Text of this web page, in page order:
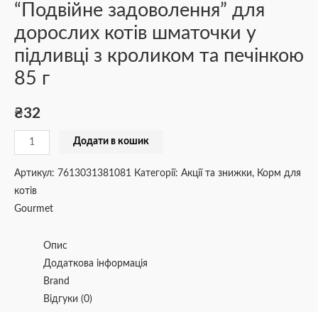
“Подвійне задоволення” для
дорослих котів шматочки у
підливці з кроликом та печінкою
85 г
₴32
Додати в кошик
Артикул: 7613031381081 Категорії: Акції та знижки, Корм для
котів
Gourmet
Опис
Додаткова інформація
Brand
Відгуки (0)